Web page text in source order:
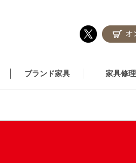
ブランド家具 家具修理